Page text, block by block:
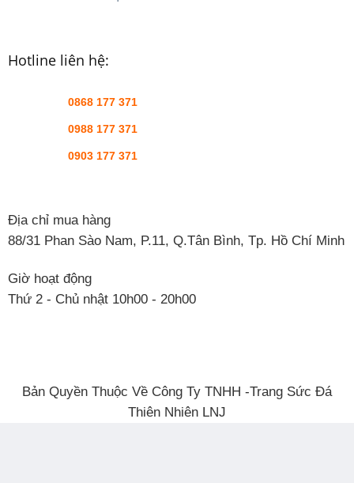
Hotline liên hệ:
0868 177 371
0988 177 371
0903 177 371
Địa chỉ mua hàng
88/31 Phan Sào Nam, P.11, Q.Tân Bình, Tp. Hồ Chí Minh
Giờ hoạt động
Thứ 2 - Chủ nhật 10h00 - 20h00
Bản Quyền Thuộc Về Công Ty TNHH -Trang Sức Đá
Thiên Nhiên LNJ